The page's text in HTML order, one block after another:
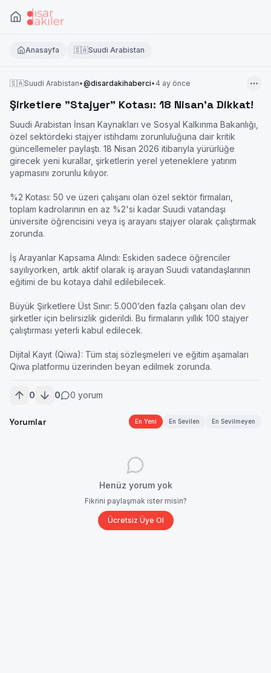
Anasayfa 🇸🇦Suudi Arabistan
🇸🇦Suudi Arabistan•@disardakihaberci• 4 ay önce
Şirketlere "Stajyer" Kotası: 18 Nisan’a Dikkat!
Suudi Arabistan İnsan Kaynakları ve Sosyal Kalkınma Bakanlığı,
özel sektördeki stajyer istihdamı zorunluluğuna dair kritik
güncellemeler paylaştı. 18 Nisan 2026 itibarıyla yürürlüğe
girecek yeni kurallar, şirketlerin yerel yeteneklere yatırım
yapmasını zorunlu kılıyor.
%2 Kotası: 50 ve üzeri çalışanı olan özel sektör firmaları,
toplam kadrolarının en az %2'si kadar Suudi vatandaşı
üniversite öğrencisini veya iş arayanı stajyer olarak çalıştırmak
zorunda.
İş Arayanlar Kapsama Alındı: Eskiden sadece öğrenciler
sayılıyorken, artık aktif olarak iş arayan Suudi vatandaşlarının
eğitimi de bu kotaya dahil edilebilecek.
Büyük Şirketlere Üst Sınır: 5.000’den fazla çalışanı olan dev
şirketler için belirsizlik giderildi. Bu firmaların yıllık 100 stajyer
çalıştırması yeterli kabul edilecek.
Dijital Kayıt (Qiwa): Tüm staj sözleşmeleri ve eğitim aşamaları
Qiwa platformu üzerinden beyan edilmek zorunda.
0 0 0 yorum
Yorumlar En Yeni En Sevilen En Sevilmeyen
Henüz yorum yok
Fikrini paylaşmak ister misin?
Ücretsiz Üye Ol